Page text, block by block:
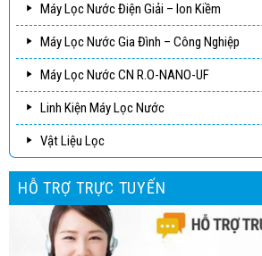
Máy Lọc Nước Điện Giải – Ion Kiềm
Máy Lọc Nước Gia Đình – Công Nghiệp
Máy Lọc Nước CN R.O-NANO-UF
Linh Kiện Máy Lọc Nước
Vật Liệu Lọc
HỖ TRỢ TRỰC TUYẾN